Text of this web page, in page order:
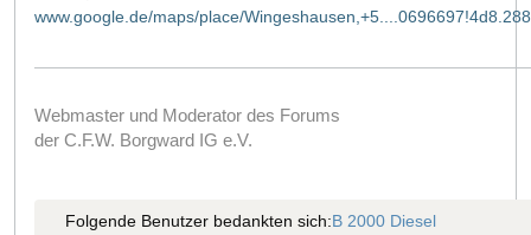
www.google.de/maps/place/
Webmaster und Moderator des Forums
der C.F.W. Borgward IG e.V.
Folgende Benutzer bedankten sich:B 2000 Diesel